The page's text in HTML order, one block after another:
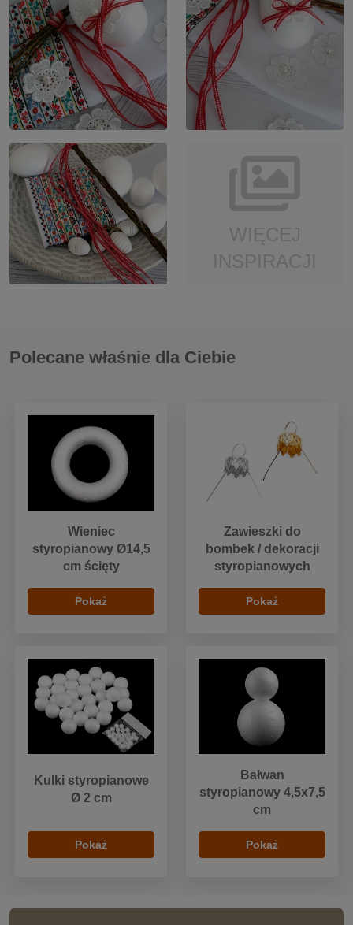
Polecane właśnie dla Ciebie
Wieniec
styropianowy Ø14,5
cm ścięty
Pokaż
Zawieszki do
bombek / dekoracji
styropianowych
Pokaż
Kulki styropianowe
Ø 2 cm
Pokaż
Bałwan
styropianowy 4,5x7,5
cm
Pokaż